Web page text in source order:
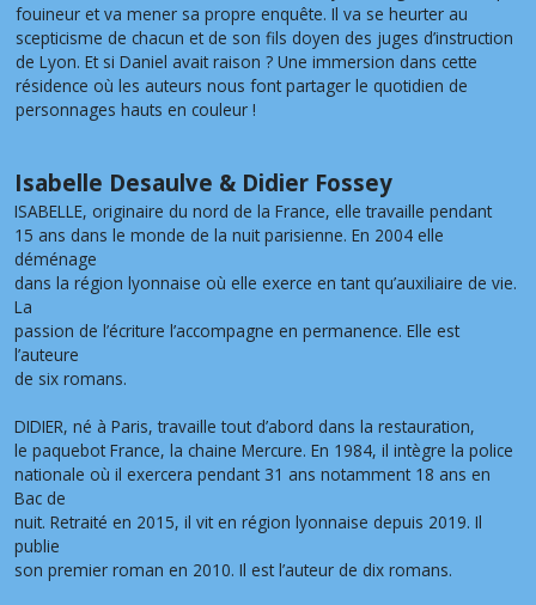
fouineur et va mener sa propre enquête. Il va se heurter au
scepticisme de chacun et de son fils doyen des juges d’instruction
de Lyon. Et si Daniel avait raison ? Une immersion dans cette
résidence où les auteurs nous font partager le quotidien de
personnages hauts en couleur !
Isabelle Desaulve & Didier Fossey
ISABELLE, originaire du nord de la France, elle travaille pendant
15 ans dans le monde de la nuit parisienne. En 2004 elle
déménage
dans la région lyonnaise où elle exerce en tant qu’auxiliaire de vie.
La
passion de l’écriture l’accompagne en permanence. Elle est
l’auteure
de six romans.
DIDIER, né à Paris, travaille tout d’abord dans la restauration,
le paquebot France, la chaine Mercure. En 1984, il intègre la police
nationale où il exercera pendant 31 ans notamment 18 ans en
Bac de
nuit. Retraité en 2015, il vit en région lyonnaise depuis 2019. Il
publie
son premier roman en 2010. Il est l’auteur de dix romans.